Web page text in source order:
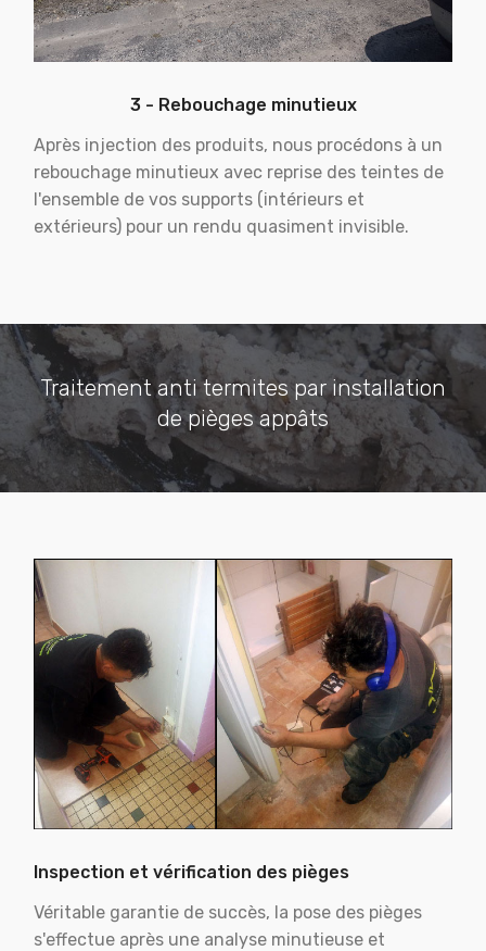
3 - Rebouchage minutieux
Après injection des produits, nous procédons à un
rebouchage minutieux avec reprise des teintes de
l'ensemble de vos supports (intérieurs et
extérieurs) pour un rendu quasiment invisible.
Traitement anti termites par installation
de pièges appâts
Inspection et vérification des pièges
Véritable garantie de succès, la pose des pièges
s'effectue après une analyse minutieuse et